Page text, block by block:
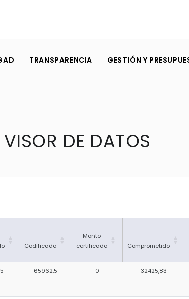
TRANSPARENCIA GESTIÓN Y
VISOR DE DATOS
Codificado
Monto
certificado
Comprometido
65962,5 0 32425,83